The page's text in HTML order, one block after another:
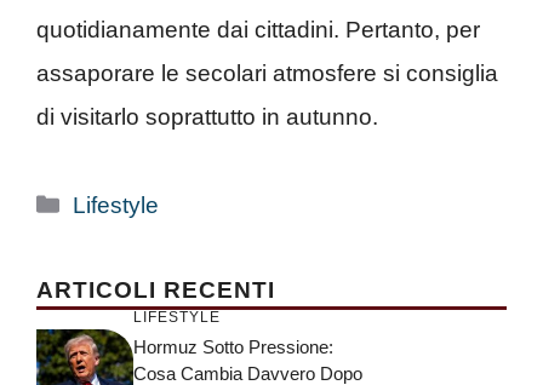
quotidianamente dai cittadini. Pertanto, per
assaporare le secolari atmosfere si consiglia
di visitarlo soprattutto in autunno.
Categorie
Lifestyle
ARTICOLI RECENTI
LIFESTYLE
Hormuz Sotto Pressione:
Cosa Cambia Davvero Dopo